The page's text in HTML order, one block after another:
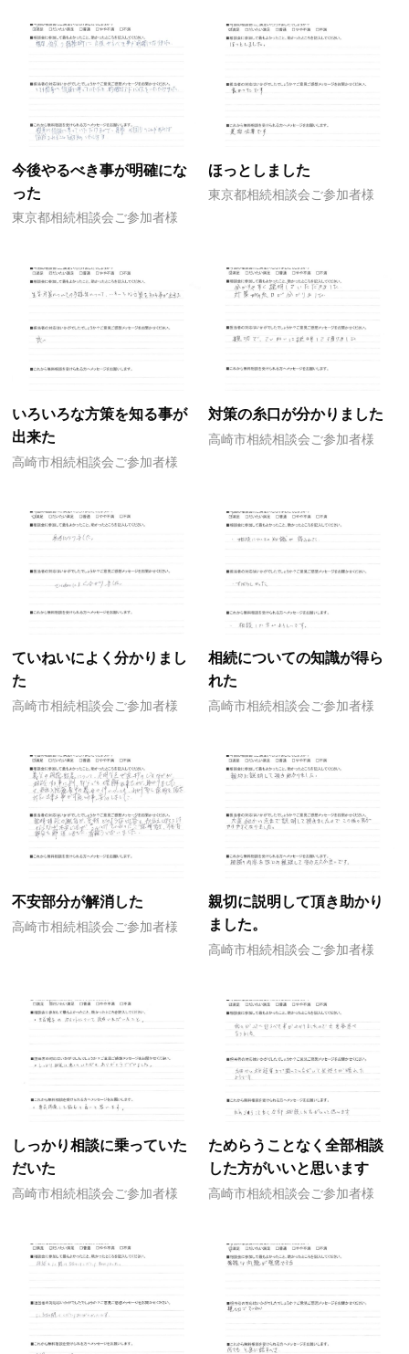
今後やるべき事が明確にな
った
東京都相続相談会ご参加者様
ほっとしました
東京都相続相談会ご参加者様
いろいろな方策を知る事が
出来た
高崎市相続相談会ご参加者様
対策の糸口が分かりました
高崎市相続相談会ご参加者様
ていねいによく分かりまし
た
高崎市相続相談会ご参加者様
相続についての知識が得ら
れた
高崎市相続相談会ご参加者様
不安部分が解消した
高崎市相続相談会ご参加者様
親切に説明して頂き助かり
ました。
高崎市相続相談会ご参加者様
しっかり相談に乗っていた
だいた
高崎市相続相談会ご参加者様
ためらうことなく全部相談
した方がいいと思います
高崎市相続相談会ご参加者様